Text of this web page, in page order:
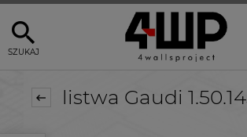
SZUKAJ
listwa Gaudi